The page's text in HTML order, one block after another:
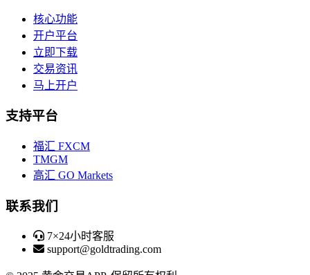
核心功能
开户平台
立即下载
交易资讯
马上开户
支持平台
福汇 FXCM
TMGM
高汇 GO Markets
联系我们
7×24小时客服
support@goldtrading.com